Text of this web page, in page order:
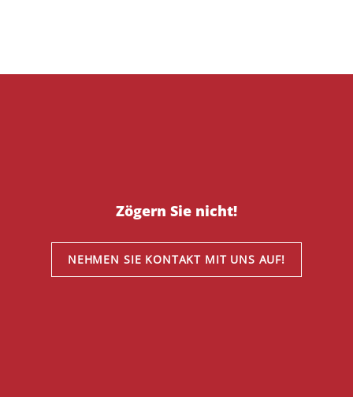
Zögern Sie nicht!
NEHMEN SIE KONTAKT MIT UNS AUF!